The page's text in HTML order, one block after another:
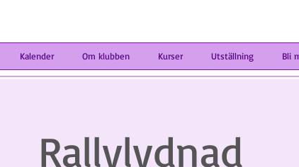
Kalender Om klubben Kurser Utställning Bli
Rallylydnad